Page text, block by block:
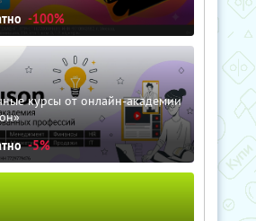
-100%
курсы от онлайн-академии
-5%